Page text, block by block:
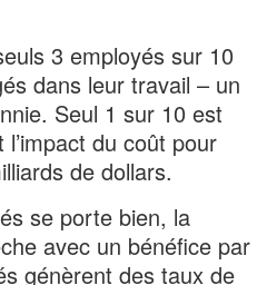
3 employés sur 10
dans leur travail – un
Seul 1 sur 10 est
du coût pour
de dollars.
se porte bien, la
avec un bénéfice par
génèrent des taux de